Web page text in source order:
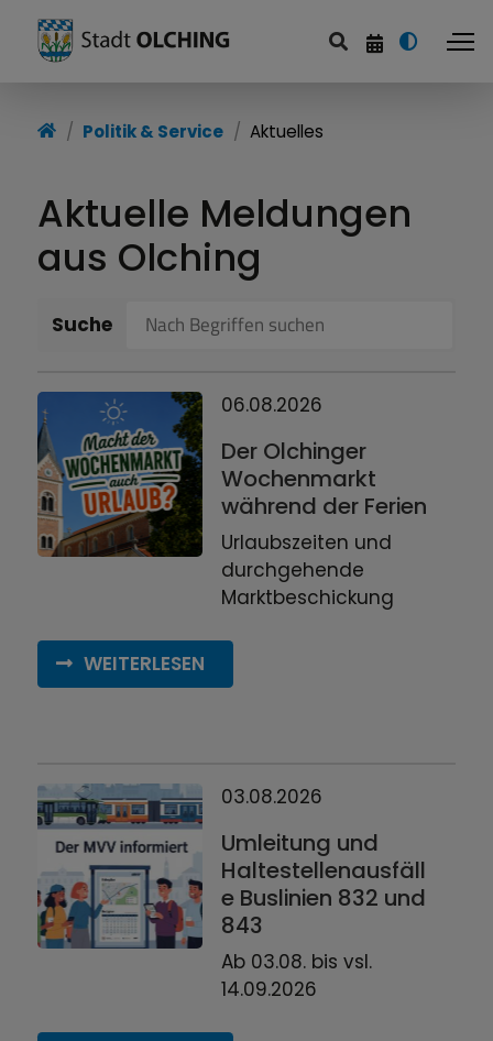
Familie & Soziales
Bildung & Freizeit
Wirtschaft & Infrastruktur
Politik & Service Aktuelles
Aktuelle Meldungen
aus Olching
Suche
06.08.2026
Der Olchinger
Wochenmarkt
während der Ferien
Urlaubszeiten und
durchgehende
Marktbeschickung
WEITERLESEN
03.08.2026
Umleitung und
Haltestellenausfäll
e Buslinien 832 und
843
Ab 03.08. bis vsl.
14.09.2026